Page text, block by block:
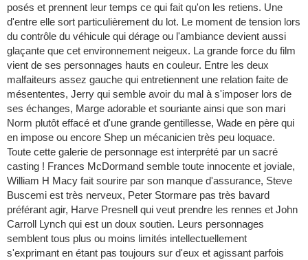
posés et prennent leur temps ce qui fait qu'on les retiens. Une
d'entre elle sort particulièrement du lot. Le moment de tension lors
du contrôle du véhicule qui dérage ou l'ambiance devient aussi
glaçante que cet environnement neigeux. La grande force du film
vient de ses personnages hauts en couleur. Entre les deux
malfaiteurs assez gauche qui entretiennent une relation faite de
mésententes, Jerry qui semble avoir du mal à s'imposer lors de
ses échanges, Marge adorable et souriante ainsi que son mari
Norm plutôt effacé et d'une grande gentillesse, Wade en père qui
en impose ou encore Shep un mécanicien très peu loquace.
Toute cette galerie de personnage est interprété par un sacré
casting ! Frances McDormand semble toute innocente et joviale,
William H Macy fait sourire par son manque d'assurance, Steve
Buscemi est très nerveux, Peter Stormare pas très bavard
préférant agir, Harve Presnell qui veut prendre les rennes et John
Carroll Lynch qui est un doux soutien. Leurs personnages
semblent tous plus ou moins limités intellectuellement
s'exprimant en étant pas toujours sur d'eux et agissant parfois